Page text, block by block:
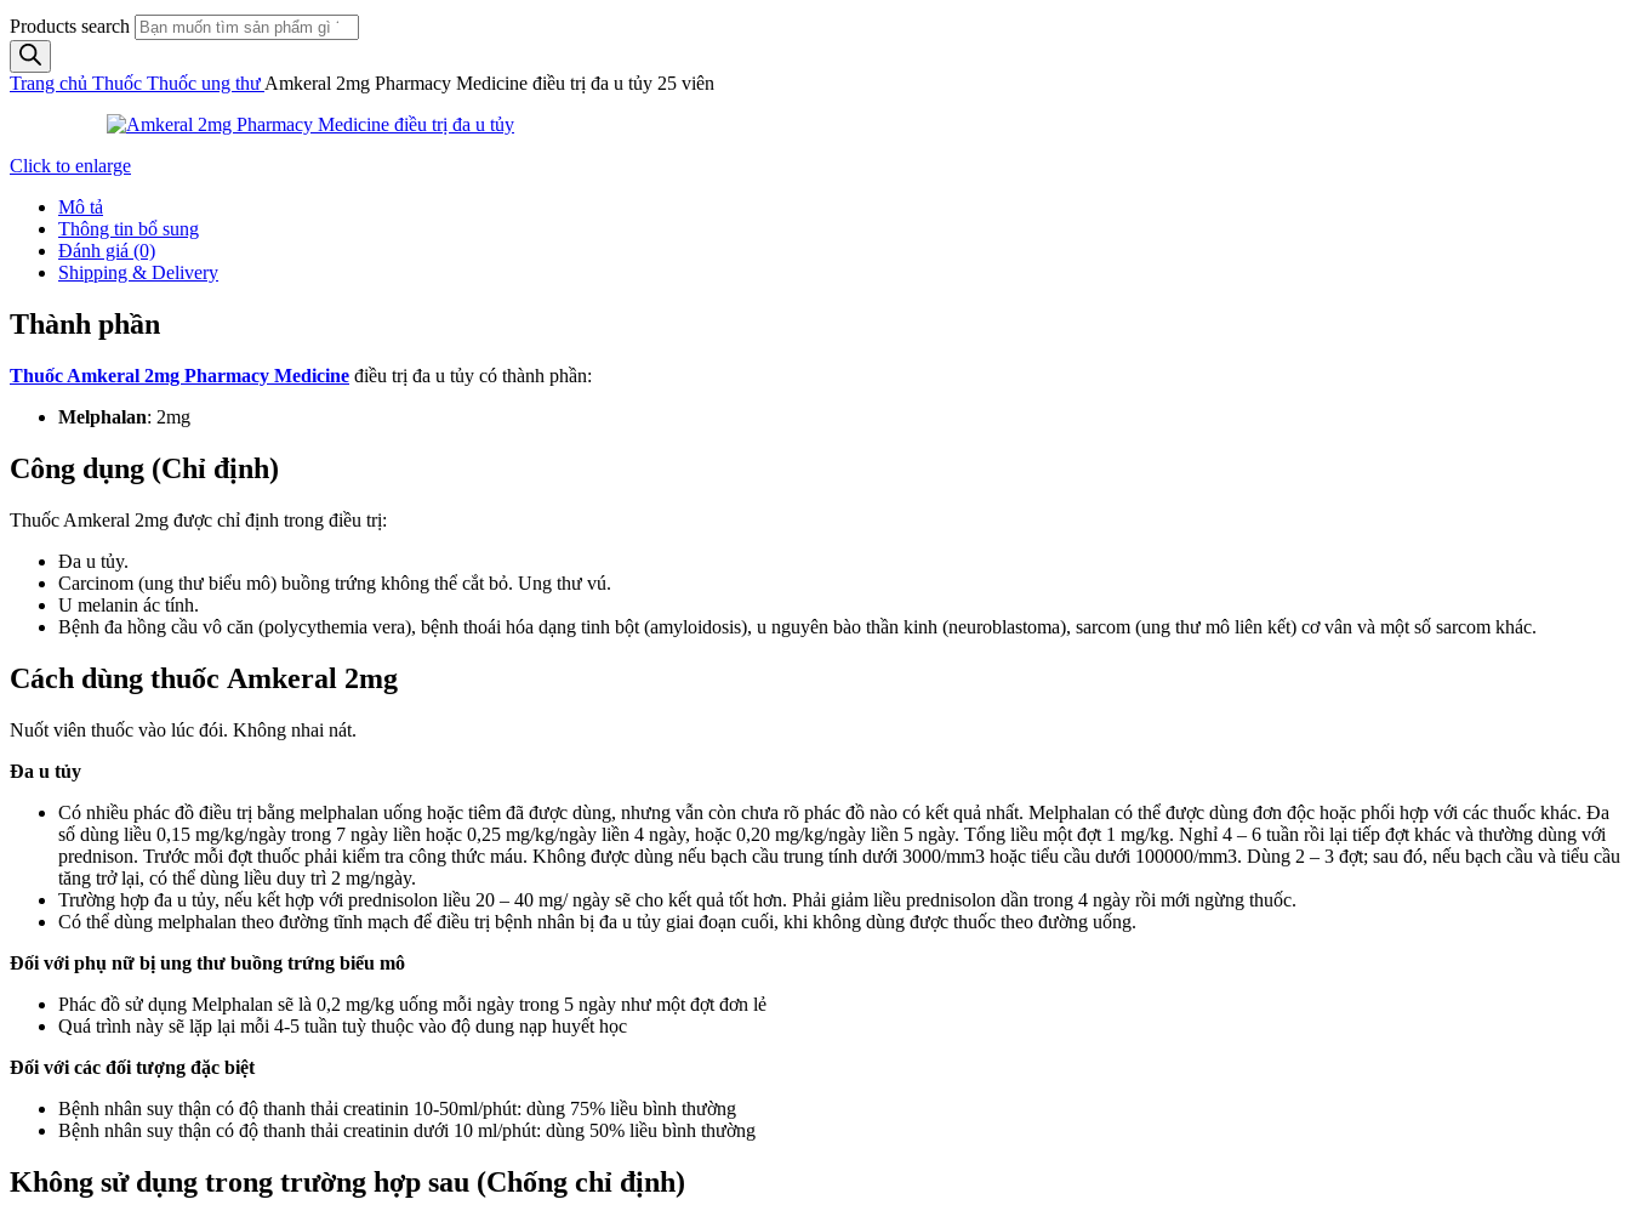
Products search
Trang chủ Thuốc Thuốc ung thư Amkeral 2mg Pharmacy Medicine điều trị đa u tủy 25 viên
Click to enlarge
Mô tả
Thông tin bổ sung
Đánh giá (0)
Shipping & Delivery
Thành phần
Thuốc Amkeral 2mg Pharmacy Medicine điều trị đa u tủy có thành phần:
Melphalan: 2mg
Công dụng (Chỉ định)
Thuốc Amkeral 2mg được chỉ định trong điều trị:
Đa u tủy.
Carcinom (ung thư biểu mô) buồng trứng không thể cắt bỏ. Ung thư vú.
U melanin ác tính.
Bệnh đa hồng cầu vô căn (polycythemia vera), bệnh thoái hóa dạng tinh bột (amyloidosis), u nguyên bào thần kinh (neuroblastoma), sarcom (ung thư mô liên kết) cơ vân và một số sarcom khác.
Cách dùng thuốc Amkeral 2mg
Nuốt viên thuốc vào lúc đói. Không nhai nát.
Đa u tủy
Có nhiều phác đồ điều trị bằng melphalan uống hoặc tiêm đã được dùng, nhưng vẫn còn chưa rõ phác đồ nào có kết quả nhất. Melphalan có thể được dùng đơn độc hoặc phối hợp với các thuốc khác. Đa
số dùng liều 0,15 mg/kg/ngày trong 7 ngày liền hoặc 0,25 mg/kg/ngày liền 4 ngày, hoặc 0,20 mg/kg/ngày liền 5 ngày. Tổng liều một đợt 1 mg/kg. Nghỉ 4 – 6 tuần rồi lại tiếp đợt khác và thường dùng với
prednison. Trước mỗi đợt thuốc phải kiểm tra công thức máu. Không được dùng nếu bạch cầu trung tính dưới 3000/mm3 hoặc tiểu cầu dưới 100000/mm3. Dùng 2 – 3 đợt; sau đó, nếu bạch cầu và tiểu cầu
tăng trở lại, có thể dùng liều duy trì 2 mg/ngày.
Trường hợp đa u tủy, nếu kết hợp với prednisolon liều 20 – 40 mg/ ngày sẽ cho kết quả tốt hơn. Phải giảm liều prednisolon dần trong 4 ngày rồi mới ngừng thuốc.
Có thể dùng melphalan theo đường tĩnh mạch để điều trị bệnh nhân bị đa u tủy giai đoạn cuối, khi không dùng được thuốc theo đường uống.
Đối với phụ nữ bị ung thư buồng trứng biểu mô
Phác đồ sử dụng Melphalan sẽ là 0,2 mg/kg uống mỗi ngày trong 5 ngày như một đợt đơn lẻ
Quá trình này sẽ lặp lại mỗi 4-5 tuần tuỳ thuộc vào độ dung nạp huyết học
Đối với các đối tượng đặc biệt
Bệnh nhân suy thận có độ thanh thải creatinin 10-50ml/phút: dùng 75% liều bình thường
Bệnh nhân suy thận có độ thanh thải creatinin dưới 10 ml/phút: dùng 50% liều bình thường
Không sử dụng trong trường hợp sau (Chống chỉ định)